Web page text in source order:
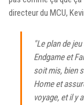
directeur du MCU,
"Le plan de
Endgame et
soit mis, bien
Home et
voyage, et il y